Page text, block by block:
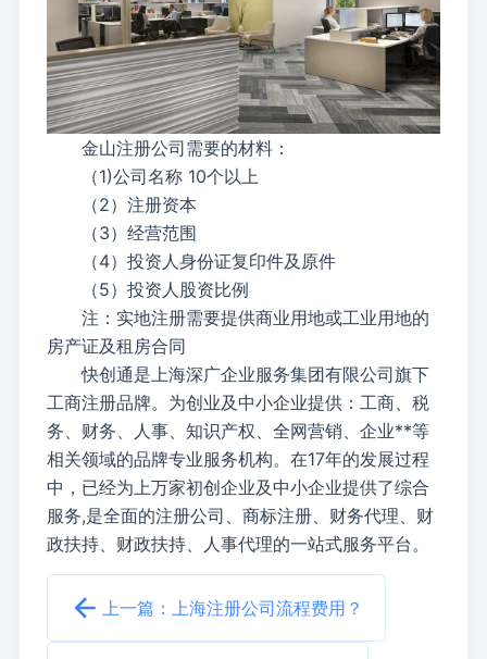
金山注册公司需要的材料：
（1)公司名称 10个以上
（2）注册资本
（3）经营范围
（4）投资人身份证复印件及原件
（5）投资人股资比例
注：实地注册需要提供商业用地或工业用地的
房产证及租房合同
快创通是上海深广企业服务集团有限公司旗下
工商注册品牌。为创业及中小企业提供：工商、税
务、财务、人事、知识产权、全网营销、企业**等
相关领域的品牌专业服务机构。在17年的发展过程
中，已经为上万家初创企业及中小企业提供了综合
服务,是全面的注册公司、商标注册、财务代理、财
政扶持、财政扶持、人事代理的一站式服务平台。
上一篇：上海注册公司流程费用？